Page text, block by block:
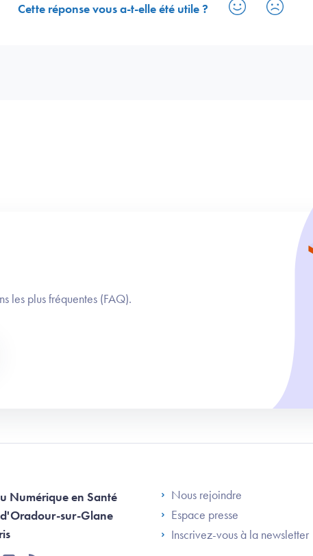
Cette réponse vous a-t-elle été utile ?
les plus fréquentes (FAQ).
Numérique en Santé
sur-Glane
Footer Left ANS
Nous rejoindre
Espace presse
Inscrivez-vous à la newsletter